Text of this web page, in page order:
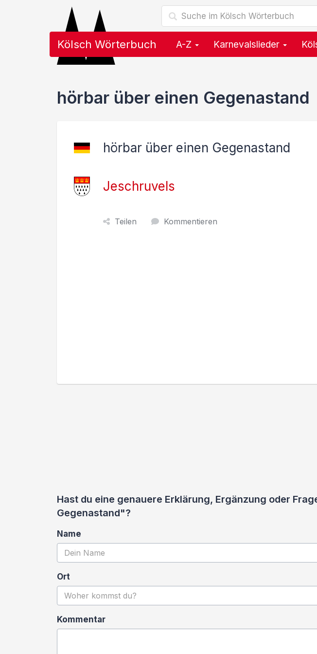
Kölsch Wörterbuch A-Z Karnevalslieder
hörbar über einen Gegenastand
hörbar über einen Gegenastand
Jeschruvels
Teilen Kommentieren
Hast du eine genauere Erklärung, Ergänzung oder
Gegenastand"?
Name
Ort
Kommentar